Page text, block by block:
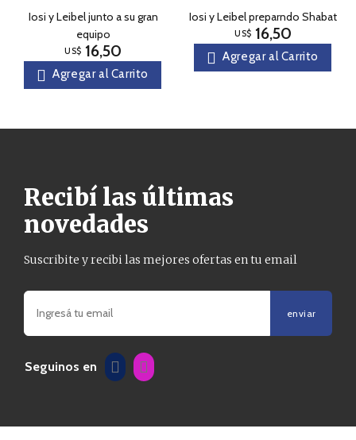
Iosi y Leibel junto a su gran
equipo
US$ 16,50
Agregar al Carrito
Iosi y Leibel preparndo Shabat
US$ 16,50
Agregar al Carrito
Recibí las últimas
novedades
Suscribite y recibi las mejores ofertas en tu email
enviar
Seguinos en